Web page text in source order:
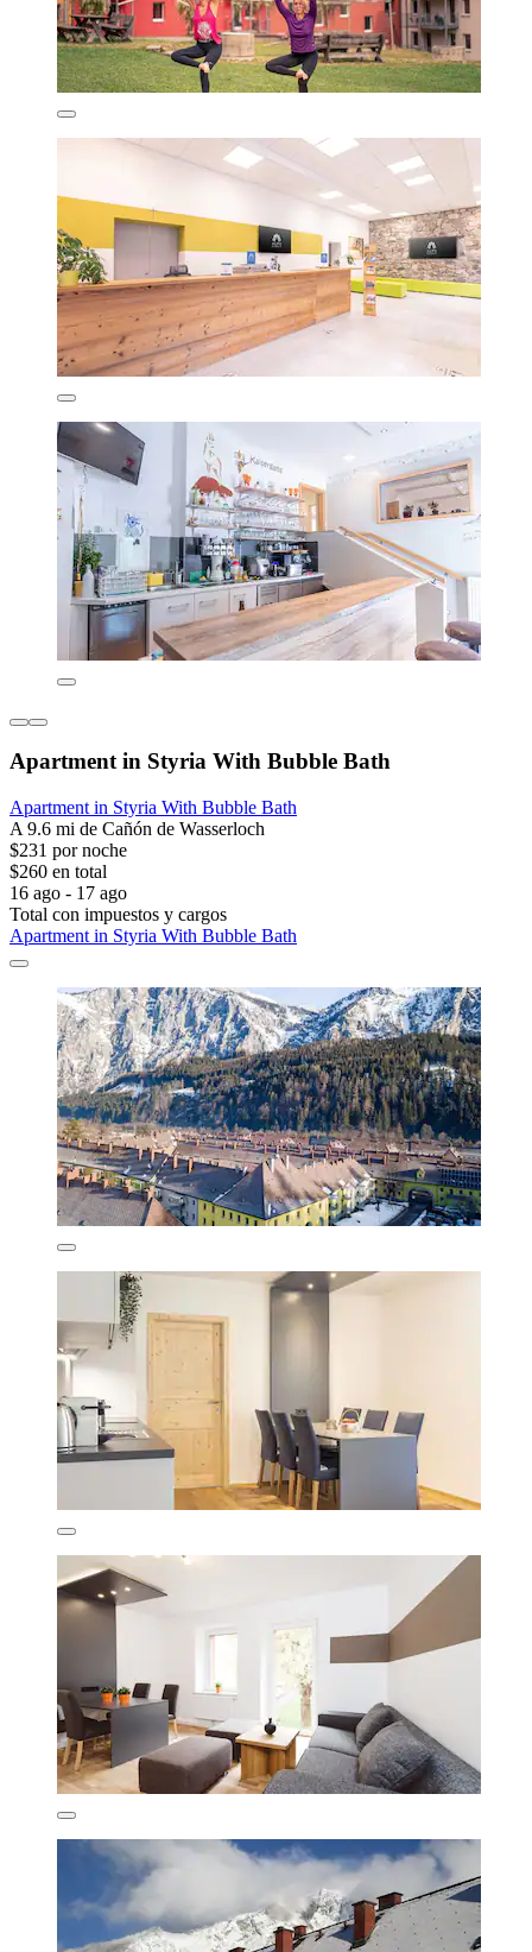
Apartment in Styria With Bubble Bath
Apartment in Styria With Bubble Bath
A 9.6 mi de Cañón de Wasserloch
$231 por noche
$260 en total
16 ago - 17 ago
Total con impuestos y cargos
Apartment in Styria With Bubble Bath